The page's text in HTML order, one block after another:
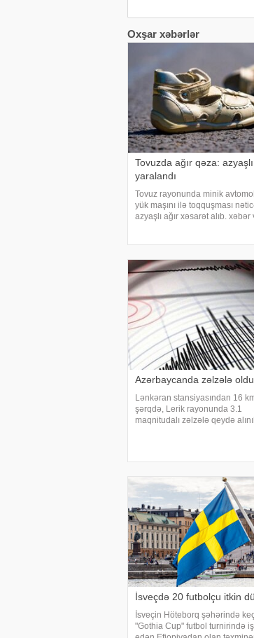
Oxşar xəbərlər
Tovuzda ağır qəza: azyaşlı
yaralandı
Tovuz rayonunda minik
yük maşını ilə toqquşması
azyaşlı ağır xəsarət alıb. xəbər
Azərbaycanda zəlzələ oldu
Lənkəran stansiyasından 16
şərqdə, Lerik rayonunda 3.1
maqnitudalı zəlzələ qeydə
İsveçdə 20 futbolçu itkin
İsveçin Höteborq şəhərində
"Gothia Cup" futbol turnirində